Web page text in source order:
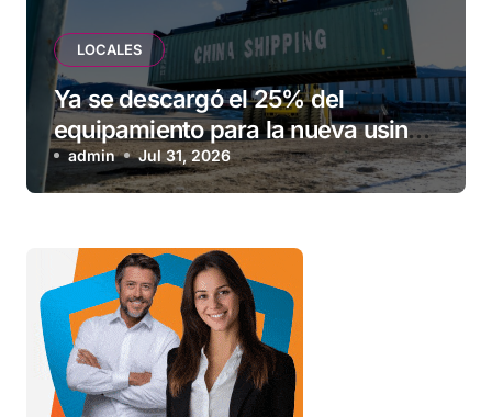
LOCALES
Ya se descargó el 25% del
equipamiento para la nueva usina
de Ushuaia
admin Jul 31, 2026